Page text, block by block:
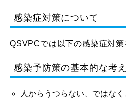
感染症対策について
QSVPCでは以下の感染症対策
感染予防策の基本的な考
人からうつらない、ではな